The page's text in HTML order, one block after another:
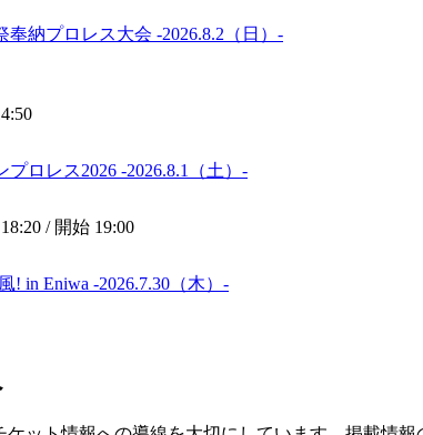
奉納プロレス大会 -2026.8.2（日）-
プロレス2026 -2026.8.1（土）-
/ 開始 19:00
! in Eniwa -2026.7.30（木）-